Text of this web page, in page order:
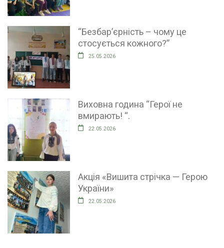
“Безбар’єрність – чому це
стосується кожного?”
25.05.2026
Виховна година “Герої не
вмирають! “.
22.05.2026
Акція «Вишита стрічка — Герою
України»
22.05.2026